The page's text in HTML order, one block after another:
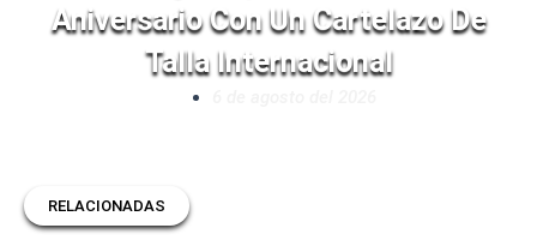
Aniversario Con Un Cartelazo De
Talla Internacional
RELACIONADAS